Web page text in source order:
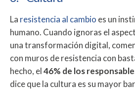
La resistencia al cambio es un
humano. Cuando ignoras el
una transformación digital,
con muros de resistencia con
hecho, el46% de los
dice que la cultura es su mayor